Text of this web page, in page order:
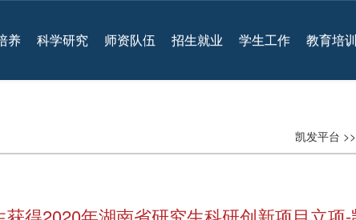
养 科学研究 师资队伍 招生就业 学生工作 教育培训
凯发平台 >>